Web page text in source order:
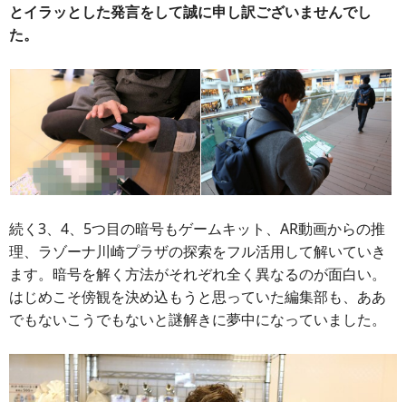
とイラッとした発言をして誠に申し訳ございませんでし
た。
続く3、4、5つ目の暗号もゲームキット、AR動画からの推
理、ラゾーナ川崎プラザの探索をフル活用して解いていき
ます。暗号を解く方法がそれぞれ全く異なるのが面白い。
はじめこそ傍観を決め込もうと思っていた編集部も、ああ
でもないこうでもないと謎解きに夢中になっていました。